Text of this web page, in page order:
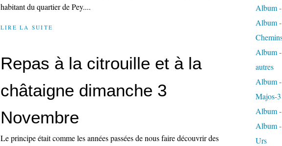
habitant du quartier de Pey....
LIRE LA SUITE
Repas à la citrouille et à la
châtaigne dimanche 3
Novembre
Le principe était comme les années passées de nous faire découvrir des
Album
Album
Album
autres
Album
Majos-
Album
Album
Urs